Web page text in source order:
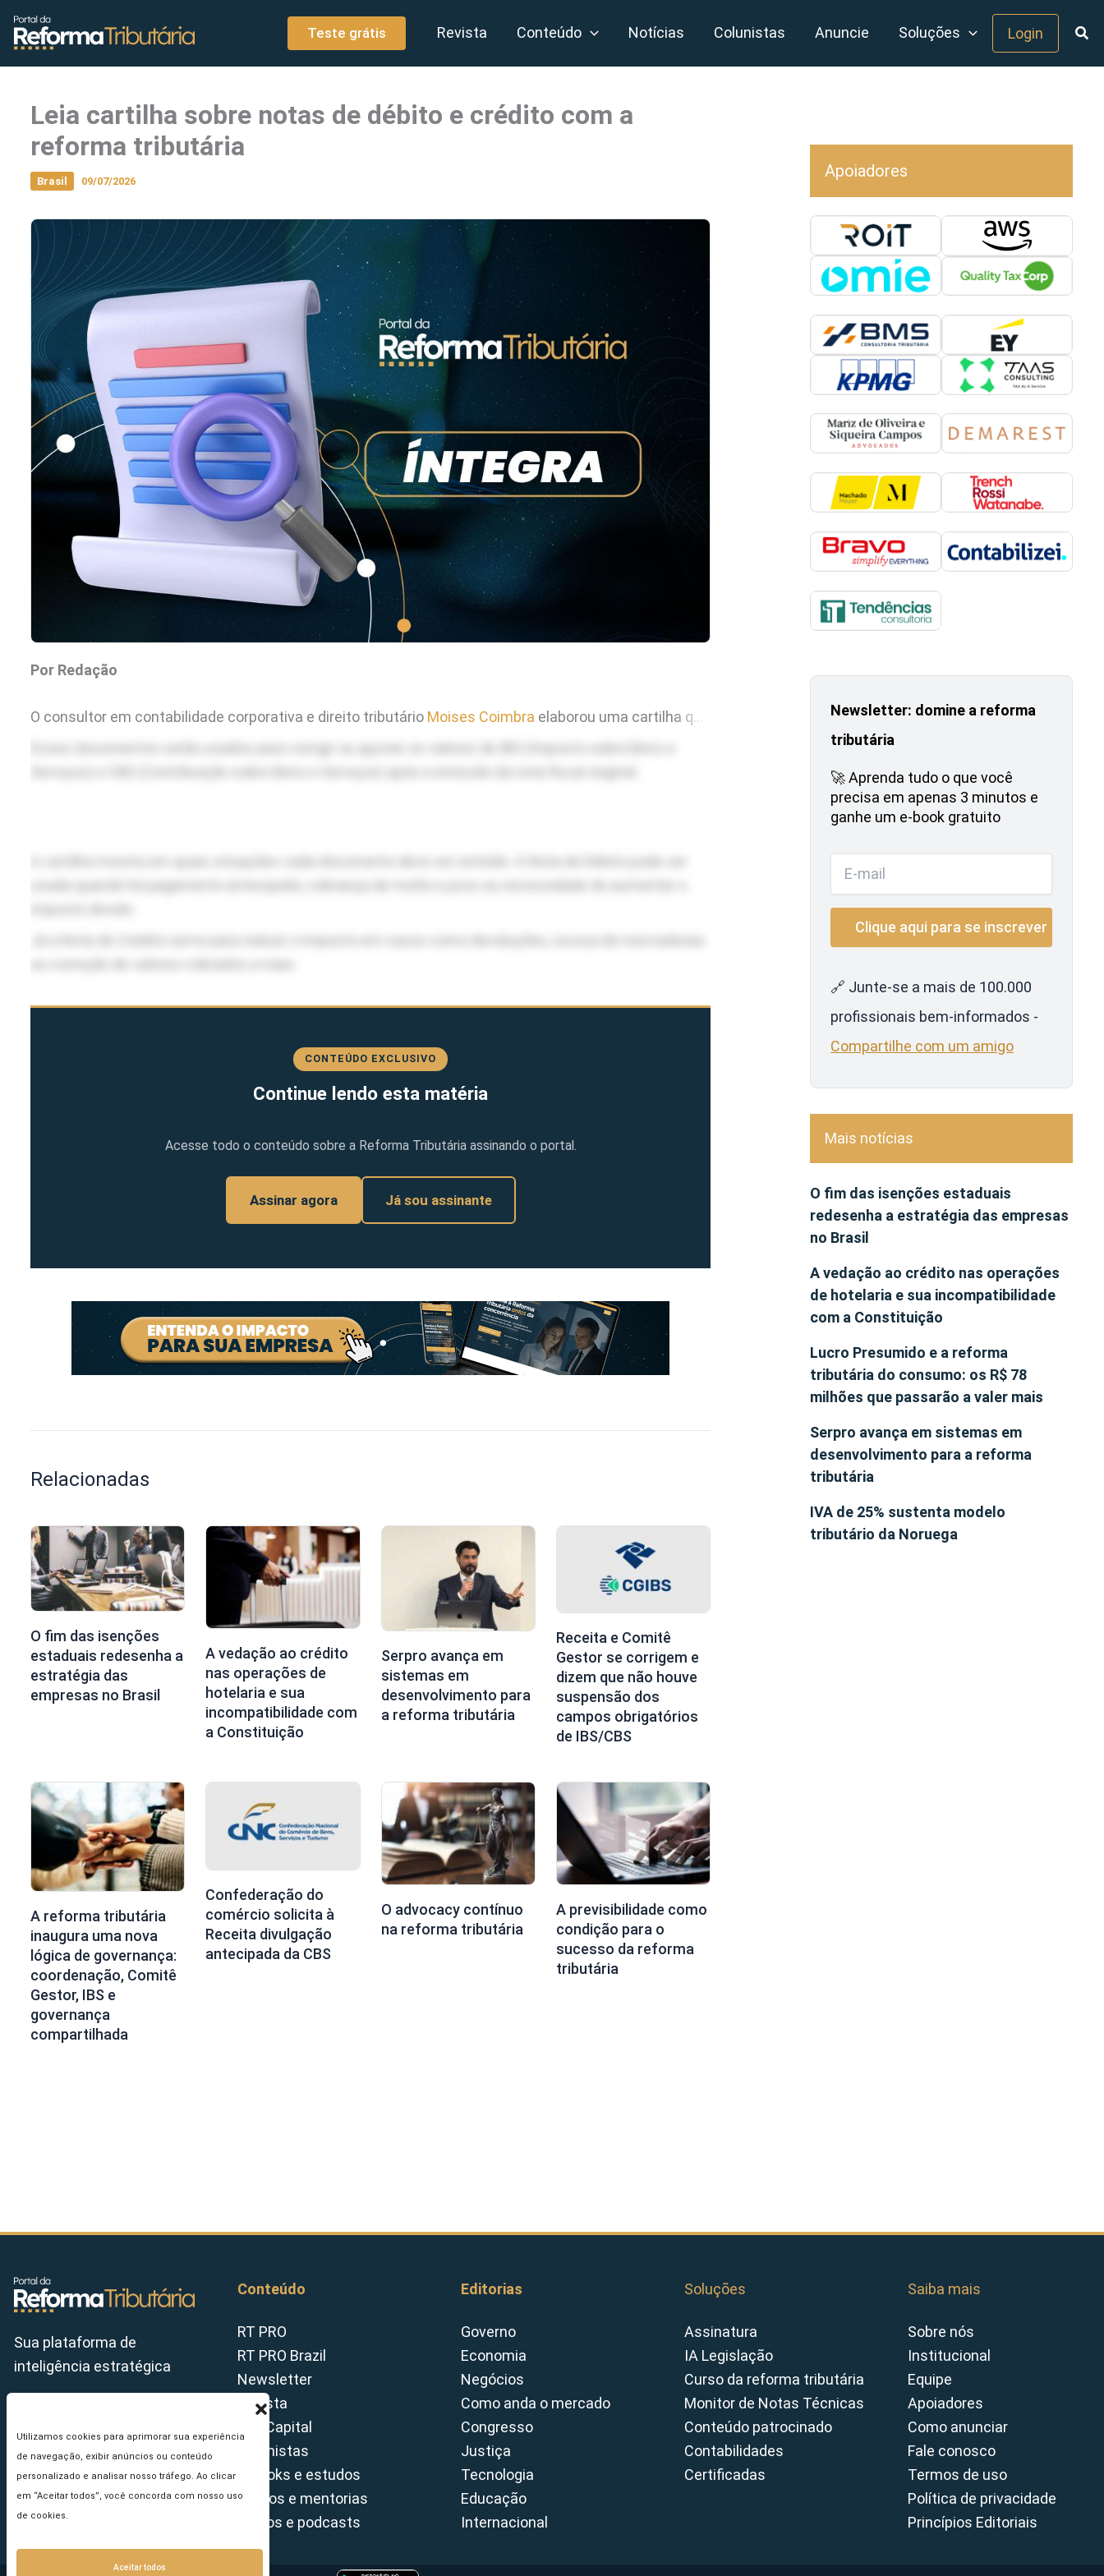
Utilizamos cookies para aprimorar sua experiência
de navegação, exibir anúncios ou conteúdo
personalizado e analisar nosso tráfego. Ao clicar
em “Aceitar todos”, você concorda com nosso uso
de cookies.
Aceitar todos
conteúdo
Teste grátis Revista Conteúdo Notícias Colunistas Anuncie Soluções Login
Leia cartilha sobre notas de débito e crédito com a
reforma tributária
Brasil 09/07/2026
Por Redação
O consultor em contabilidade corporativa e direito tributário Moises Coimbra elaborou uma cartilha que explica como vão funcionar a ND (Nota de Débito) e a NC (Nota de Crédito) com a reforma tributária do consumo.
CONTEÚDO EXCLUSIVO
Continue lendo esta matéria
Acesse todo o conteúdo sobre a Reforma Tributária assinando o portal.
Assinar agora Já sou assinante
Relacionadas
O fim das isenções
estaduais redesenha a
estratégia das
empresas no Brasil
A vedação ao crédito
nas operações de
hotelaria e sua
incompatibilidade com
a Constituição
Serpro avança em
sistemas em
desenvolvimento para
a reforma tributária
Receita e Comitê
Gestor se corrigem e
dizem que não houve
suspensão dos
campos obrigatórios
de IBS/CBS
A reforma tributária
inaugura uma nova
lógica de governança:
coordenação, Comitê
Gestor, IBS e
governança
compartilhada
Confederação do
comércio solicita à
Receita divulgação
antecipada da CBS
O advocacy contínuo
na reforma tributária
A previsibilidade como
condição para o
sucesso da reforma
tributária
Apoiadores
Newsletter: domine a reforma
tributária
🚀 Aprenda tudo o que você
precisa em apenas 3 minutos e
ganhe um e-book gratuito
🔗 Junte-se a mais de 100.000
profissionais bem-informados -
Compartilhe com um amigo
Mais notícias
O fim das isenções estaduais
redesenha a estratégia das empresas
no Brasil
A vedação ao crédito nas operações
de hotelaria e sua incompatibilidade
com a Constituição
Lucro Presumido e a reforma
tributária do consumo: os R$ 78
milhões que passarão a valer mais
Serpro avança em sistemas em
desenvolvimento para a reforma
tributária
IVA de 25% sustenta modelo
tributário da Noruega
Sua plataforma de
inteligência estratégica
Conteúdo
RT PRO
RT PRO Brazil
Newsletter
Revista
Tax Capital
Colunistas
E-books e estudos
Cursos e mentorias
Vídeos e podcasts
Editorias
Governo
Economia
Negócios
Como anda o mercado
Congresso
Justiça
Tecnologia
Educação
Internacional
Soluções
Assinatura
IA Legislação
Curso da reforma tributária
Monitor de Notas Técnicas
Conteúdo patrocinado
Contabilidades
Certificadas
Saiba mais
Sobre nós
Institucional
Equipe
Apoiadores
Como anunciar
Fale conosco
Termos de uso
Política de privacidade
Princípios Editoriais